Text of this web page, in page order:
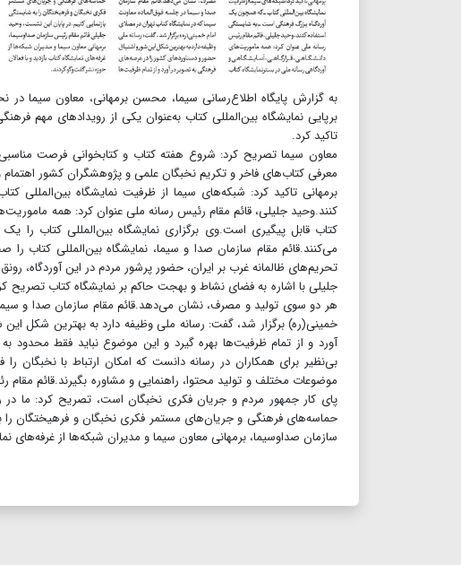
به گزارش پایگاه اطلاع‌رسانی سیما، محسن برمهانی، معاون سیما
برپایی نمایشگاه بین‌المللی کتاب به‌عنوان یکی از رویدادهای مهم
تاکید کرد.
معاون سیما تصریح کرد: شروع هفته کتاب و کتابخوانی فرصت
معرفی کتاب‌های فاخر و تکریم نخبگان علمی و پژوهشگران کشور اهتمام
برمهانی تاکید کرد: شبکه‌های سیما از ظرفیت نمایشگاه
کنند.وحید جلیلی، قائم مقام رئیس رسانه ملی عنوان کرد: همه
کتاب قابل پیگیری است.وی برگزاری نمایشگاه بین‌المللی کتاب
می‌کنند.قائم مقام سازمان صدا و سیما، نمایشگاه بین‌المللی کتاب
تحریم‌های ظالمانه غرب بر ایران، حضور پرشور مردم در این آوردگاه،
جلیلی با اشاره به فضای نشاط و بهجت حاکم بر نمایشگاه کتاب تصریح
هر دو سوی تولید و مصرف، نشان می‌دهد.قائم مقام سازمان صدا و
خمینی(ره) برگزار شد، گفت: رسانه ملی وظیفه دارد به بهترین شکل
آورد و از تمام ظرفیت‌ها بهره گیرد و این موضوع نباید فقط محدود
بی‌نظیر برای همکاران در رسانه دانست که امکان ارتباط با نخبگان
موضوعات مختلف و تولید محتوا، راهنمایی و مشاوره بگیرند.قائم
پای کار جمهور مردم و جریان فکری نخبگان است، تصریح کرد: ما در
حماسه‌های فرهنگی و جریان‌های مستمر فکری نخبگان و فرهیختگان را
سازمان صداوسیما، برمهانی معاون سیما و مدیران شبکه‌ها از غرفه‌های